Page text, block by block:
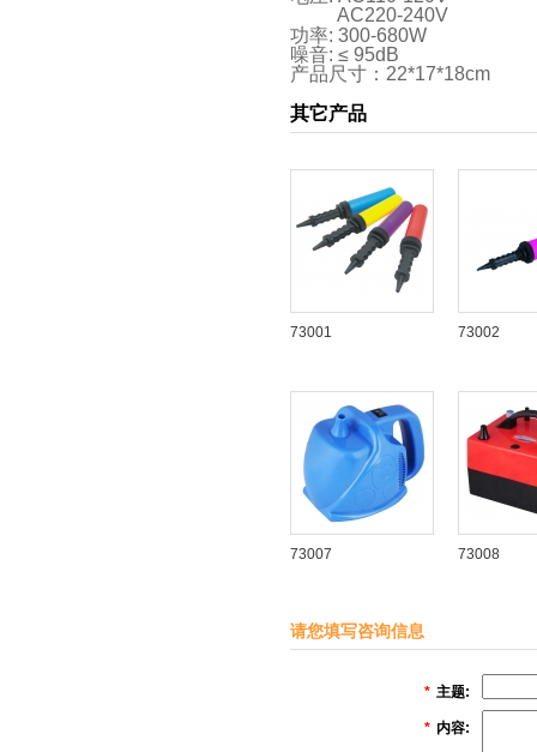
AC220-240V
功率: 300-680W
噪音: ≤ 95dB
产品尺寸：22*17*18cm
其它产品
73001 73002
73007 73008
请您填写咨询信息
* 主题:
* 内容: